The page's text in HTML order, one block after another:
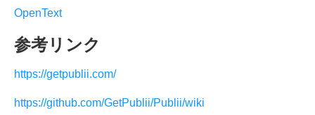
OpenText
参考リンク
https://getpublii.com/
https://github.com/GetPublii/Publii/wiki